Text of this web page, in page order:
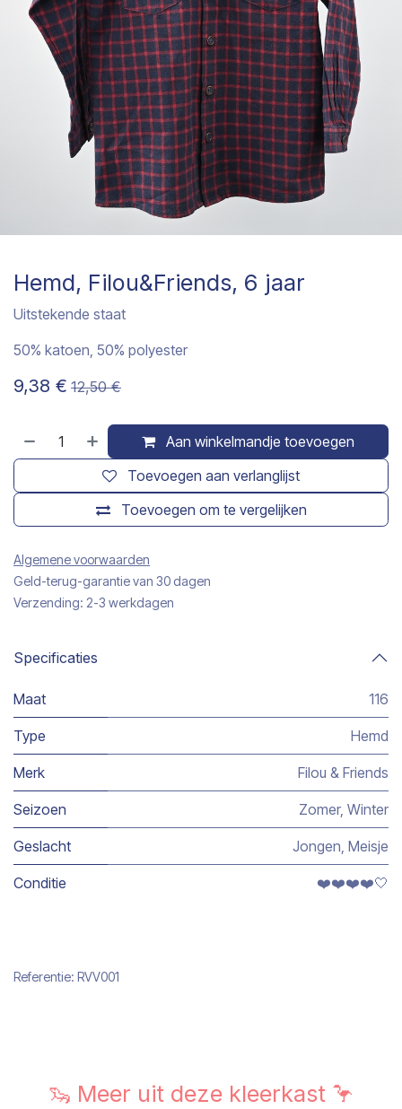
Hemd, Filou&Friends, 6 jaar
Uitstekende staat
50% katoen, 50% polyester
9,38 € 12,50€
Aan winkelmandje toevoegen
Toevoegen om te vergelijken
Toevoegen aan verlanglijst
Algemene voorwaarden
Geld-terug-garantie van 30 dagen
Verzending: 2-3 werkdagen
Specificaties
Maat 116
Type Hemd
Merk Filou & Friends
Seizoen Zomer, Winter
Geslacht Jongen, Meisje
Conditie ❤️❤️❤️❤️🤍
Referentie: RVV001
🦦 Meer uit deze kleerkast 🦩